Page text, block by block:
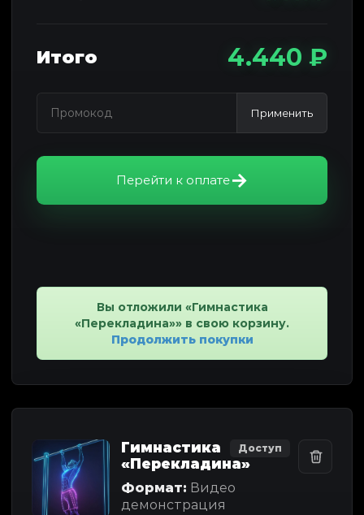
Доступ
Гимнастика
«Перекладина»
Формат: Видео
демонстрация
Итого 4.440 ₽
Применить
Перейти к оплате
Вы отложили «Гимнастика
«Перекладина»» в свою корзину.
Продолжить покупки